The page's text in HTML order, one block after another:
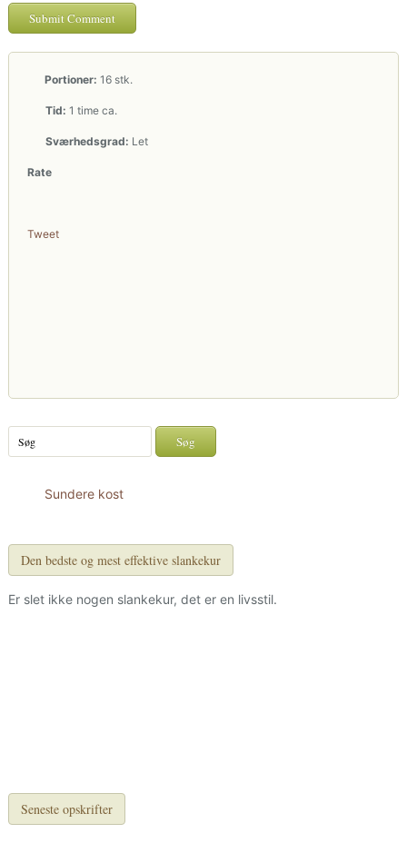
Portioner: 16 stk.
Tid: 1 time ca.
Sværhedsgrad: Let
Rate
Tweet
Sundere kost
Den bedste og mest effektive slankekur
Er slet ikke nogen slankekur, det er en livsstil.
Seneste opskrifter